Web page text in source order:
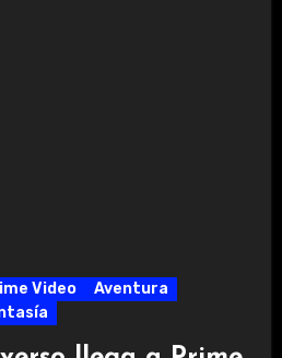
Video
Aventura